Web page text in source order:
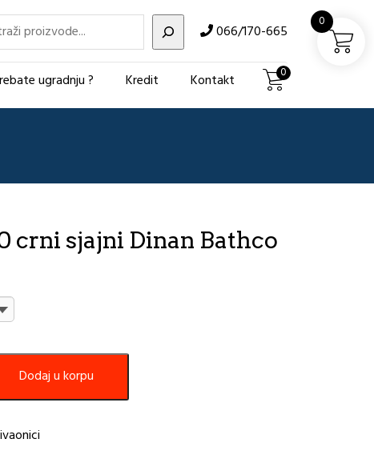
066/170-665
ugradnju ? Kredit Kontakt 0
crni sjajni Dinan Bathco
Dodaj u korpu
0